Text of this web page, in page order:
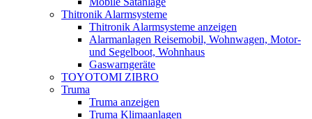
Thitronik Alarmsysteme
Thitronik Alarmsysteme anzeigen
Alarmanlagen Reisemobil, Wohnwagen, Motor-
und Segelboot, Wohnhaus
Gaswarngeräte
TOYOTOMI ZIBRO
Truma
Truma anzeigen
Truma Klimaanlagen